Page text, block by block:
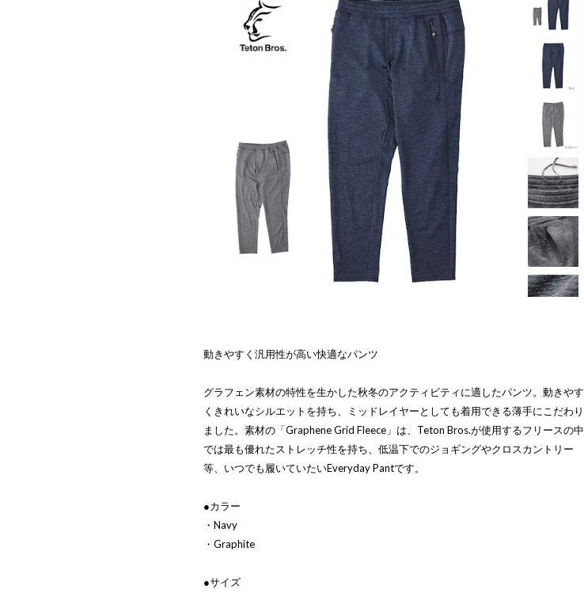
動きやすく汎用性が高い快適なパンツ
グラフェン素材の特性を生かした秋冬のアクティビティに適したパンツ。動きやす
くきれいなシルエットを持ち、ミッドレイヤーとしても着用できる薄手にこだわり
ました。素材の「Graphene Grid Fleece」は、Teton Bros.が使用するフリースの中
では最も優れたストレッチ性を持ち、低温下でのジョギングやクロスカントリー
等、いつでも履いていたいEveryday Pantです。
●カラー
・Navy
・Graphite
●サイズ